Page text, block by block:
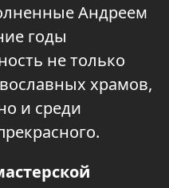
Андреем
годы
не только
храмов,
и среди